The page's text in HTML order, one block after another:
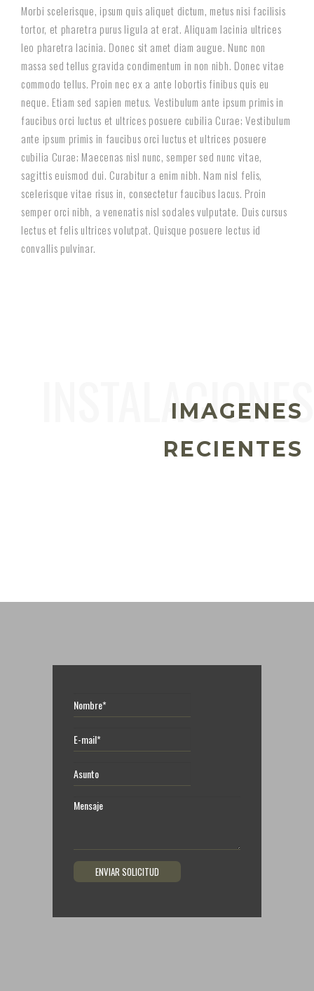
Morbi scelerisque, ipsum quis aliquet dictum, metus nisi facilisis
tortor, et pharetra purus ligula at erat. Aliquam lacinia ultrices
leo pharetra lacinia. Donec sit amet diam augue. Nunc non
massa sed tellus gravida condimentum in non nibh. Donec vitae
commodo tellus. Proin nec ex a ante lobortis finibus quis eu
neque. Etiam sed sapien metus. Vestibulum ante ipsum primis in
faucibus orci luctus et ultrices posuere cubilia Curae; Vestibulum
ante ipsum primis in faucibus orci luctus et ultrices posuere
cubilia Curae; Maecenas nisl nunc, semper sed nunc vitae,
sagittis euismod dui. Curabitur a enim nibh. Nam nisl felis,
scelerisque vitae risus in, consectetur faucibus lacus. Proin
semper orci nibh, a venenatis nisl sodales vulputate. Duis cursus
lectus et felis ultrices volutpat. Quisque posuere lectus id
convallis pulvinar.
IMAGENES
RECIENTES